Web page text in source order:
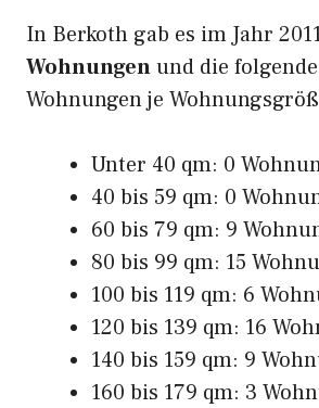
In Berkoth gab es im Jahr
Wohnungenund die
Wohnungen je
Unter 40 qm: 0
40 bis 59 qm: 0
60 bis 79 qm: 9
80 bis 99 qm: 15
100 bis 119 qm: 6
120 bis 139 qm: 16
140 bis 159 qm: 9
160 bis 179 qm: 3